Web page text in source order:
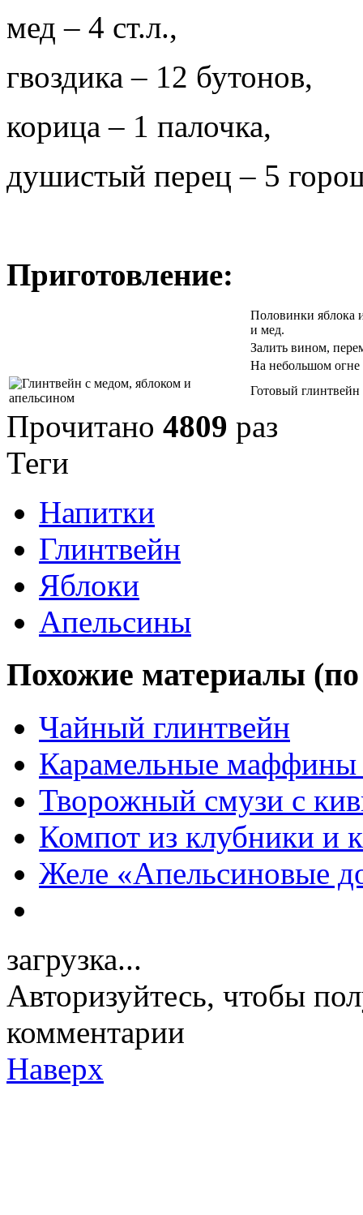
мед – 4 ст.л.,
гвоздика – 12 бутонов,
корица – 1 палочка,
душистый перец – 5
Приготовление:
Половинки яблока
и мед.
Залить вином,
На небольшом огне
Готовый глинтвейн
Прочитано 4809 раз
Теги
Напитки
Глинтвейн
Яблоки
Апельсины
Похожие материалы (по
Чайный глинтвейн
Карамельные маффины
Творожный смузи с
Компот из клубники и
Желе «Апельсиновые
загрузка...
Авторизуйтесь, чтобы
комментарии
Наверх